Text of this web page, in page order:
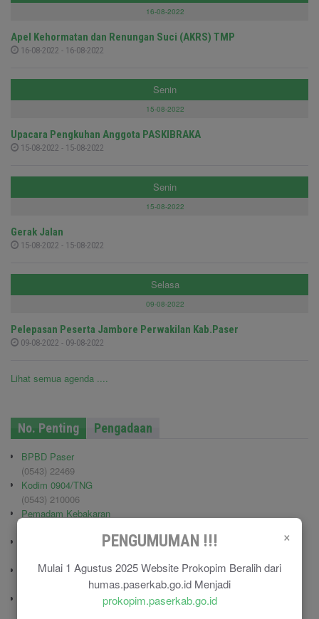
×
PENGUMUMAN !!!
Mulai 1 Agustus 2025 Website Prokopim Beralih dari
humas.paserkab.go.id Menjadi
prokopim.paserkab.go.id
16-08-2022
Apel Kehormatan dan Renungan Suci (AKRS) TMP
16-08-2022 - 16-08-2022
Senin
15-08-2022
Upacara Pengkuhan Anggota PASKIBRAKA
15-08-2022 - 15-08-2022
Senin
15-08-2022
Gerak Jalan
15-08-2022 - 15-08-2022
Selasa
09-08-2022
Pelepasan Peserta Jambore Perwakilan Kab.Paser
09-08-2022 - 09-08-2022
Lihat semua agenda ....
No. Penting Pengadaan
BPBD Paser
(0543) 22469
Kodim 0904/TNG
(0543) 210006
Pemadam Kebakaran
Polisi Pamong Praja (Satpol PP)
Polres Paser
RSU Panglima Sebaya